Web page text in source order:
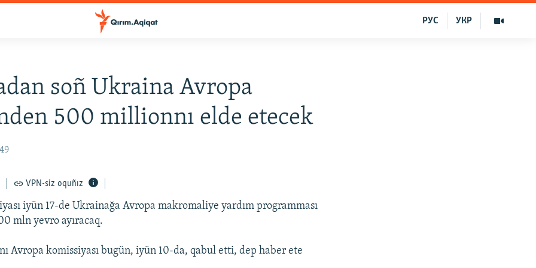
УКР
РУС
soñ Ukraina Avropa
500 millionnı elde etecek
VPN-siz oquñız
iyün 17-de Ukrainağa Avropa makromaliye yardım programması
mln yevro ayıracaq.
Avropa komissiyası bugün, iyün 10-da, qabul etti, dep haber ete